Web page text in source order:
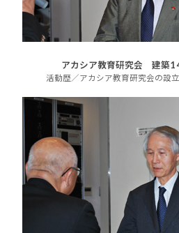
アカシア教育研究会 建築
活動歴／アカシア教育研究会の設